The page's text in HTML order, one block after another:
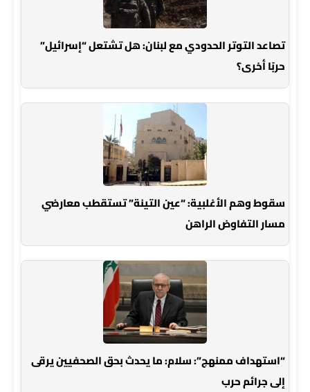
تصاعد التوتر الحدودي مع لبنان: هل تشتعل “إسرائيل”
حربًا أخرى؟
سقوط وهم الأغلبية: “عين التينة” تستقطب معارضي
مسار التفاوض الراهن
“استهداف ممنهج”: سلام: ما يحدث بحق الصحفيين يرقى
إلى جرائم حرب